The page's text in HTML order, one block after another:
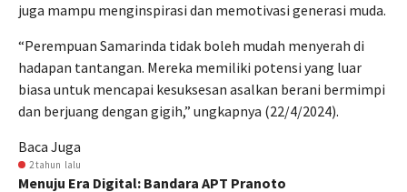
juga mampu menginspirasi dan memotivasi generasi muda.
“Perempuan Samarinda tidak boleh mudah menyerah di
hadapan tantangan. Mereka memiliki potensi yang luar
biasa untuk mencapai kesuksesan asalkan berani bermimpi
dan berjuang dengan gigih,” ungkapnya (22/4/2024).
Baca Juga
2 tahun lalu
Menuju Era Digital: Bandara APT Pranoto